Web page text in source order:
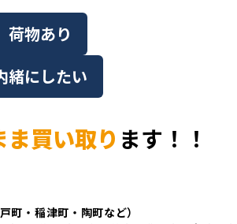
荷物あり
緒にしたい
ま買い取り ます！！
町・稲津町・陶町など）